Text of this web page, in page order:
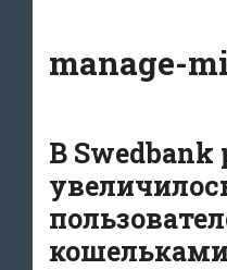
manage-
В Swedbank
кошельками